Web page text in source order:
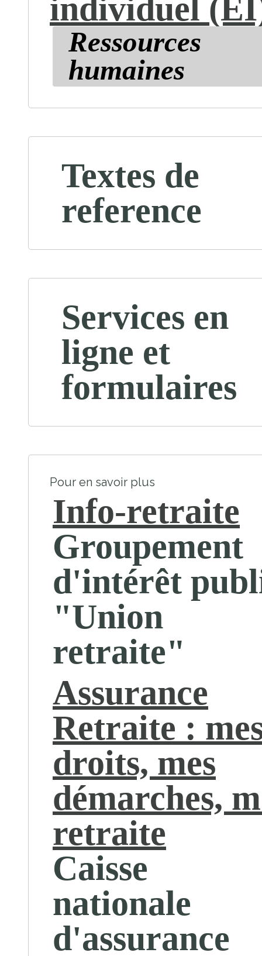
individuel
Ressources
humaines
Textes de
reference
Services en
ligne et
formulaires
Pour en savoir plus
Info-retraite
Groupement
d'intérêt
"Union
retraite"
Assurance
Retraite :
droits, mes
démarches,
retraite
Caisse
nationale
d'assurance